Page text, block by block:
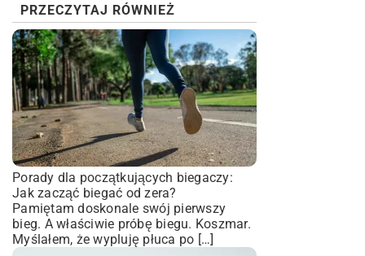
PRZECZYTAJ RÓWNIEŻ
Porady dla początkujących biegaczy:
Jak zacząć biegać od zera?
Pamiętam doskonale swój pierwszy
bieg. A właściwie próbę biegu. Koszmar.
Myślałem, że wypluję płuca po […]